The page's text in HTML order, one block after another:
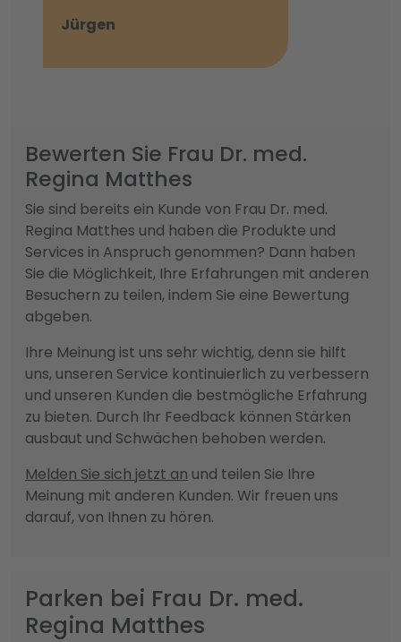
Jürgen
Bewerten Sie Frau Dr. med.
Regina Matthes
Sie sind bereits ein Kunde von Frau Dr. med.
Regina Matthes und haben die Produkte und
Services in Anspruch genommen? Dann haben
Sie die Möglichkeit, Ihre Erfahrungen mit anderen
Besuchern zu teilen, indem Sie eine Bewertung
abgeben.
Ihre Meinung ist uns sehr wichtig, denn sie hilft
uns, unseren Service kontinuierlich zu verbessern
und unseren Kunden die bestmögliche Erfahrung
zu bieten. Durch Ihr Feedback können Stärken
ausbaut und Schwächen behoben werden.
Melden Sie sich jetzt an und teilen Sie Ihre
Meinung mit anderen Kunden. Wir freuen uns
darauf, von Ihnen zu hören.
Parken bei Frau Dr. med.
Regina Matthes